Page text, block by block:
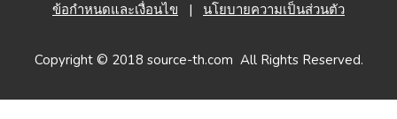
ข้อกำหนดและเงื่อนไข | นโยบายความเป็นส่วนตัว
Copyright © 2018 source-th.com All Rights Reserved.